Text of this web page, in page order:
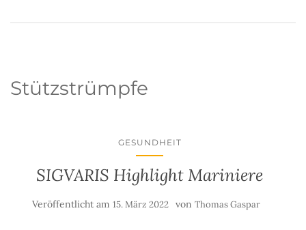
Stützstrümpfe
GESUNDHEIT
SIGVARIS Highlight Mariniere
Veröffentlicht am 15. März 2022 von Thomas Gaspar